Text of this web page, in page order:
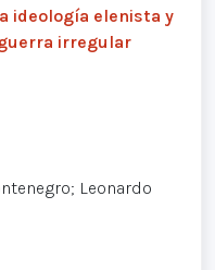
ideología elenista y
irregular
Leonardo